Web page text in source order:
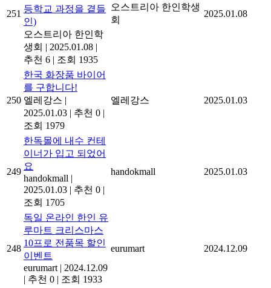
251 등학교 과정을 곁들
인)
오스트리아 한인학
생회 | 2025.01.08 |
추천 6 | 조회 1935
오스트리아 한인학생
회
2025.01.08
250
한국 화장품 바이어
를 구합니다!
엘레강스 |
2025.01.03 | 추천 0 |
조회 1979
엘레강스 2025.01.03
249
한독몰에 내수 컨테
이너가 입고 되었어
요
handokmall |
2025.01.03 | 추천 0 |
조회 1705
handokmall 2025.01.03
248
독일 온라인 한인 유
루마트 크리스마스
10프로 전품목 할인
이벤트
eurumart | 2024.12.09
| 추천 0 | 조회 1933
eurumart 2024.12.09